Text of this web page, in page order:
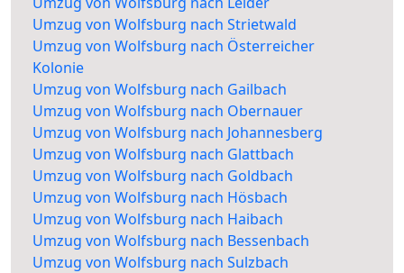
Umzug von Wolfsburg nach Strietwald
Umzug von Wolfsburg nach Österreicher
Kolonie
Umzug von Wolfsburg nach Gailbach
Umzug von Wolfsburg nach Obernauer
Umzug von Wolfsburg nach Johannesberg
Umzug von Wolfsburg nach Glattbach
Umzug von Wolfsburg nach Goldbach
Umzug von Wolfsburg nach Hösbach
Umzug von Wolfsburg nach Haibach
Umzug von Wolfsburg nach Bessenbach
Umzug von Wolfsburg nach Sulzbach